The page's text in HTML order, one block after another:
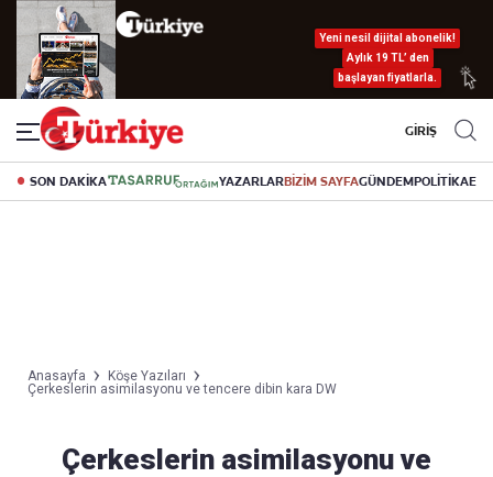
Yeni nesil dijital abonelik!
Aylık 19 TL’ den
başlayan fiyatlarla.
GİRİŞ
SON DAKİKA YAZARLARBİZİM SAYFAGÜNDEMPOLİTİKA
Anasayfa
Köşe Yazıları
Çerkeslerin asimilasyonu ve tencere dibin kara DW
Çerkeslerin asimilasyonu ve